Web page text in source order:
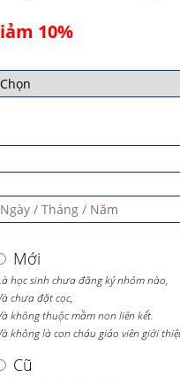
10%
Mới
học sinh chưa đăng ký nhóm nào,
chưa đặt cọc,
không thuộc mầm non liên kết.
không là con cháu giáo viên giới
Cũ